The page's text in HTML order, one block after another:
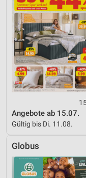
Angebote ab 15.07.
Gültig bis Di. 11.08.
Globus